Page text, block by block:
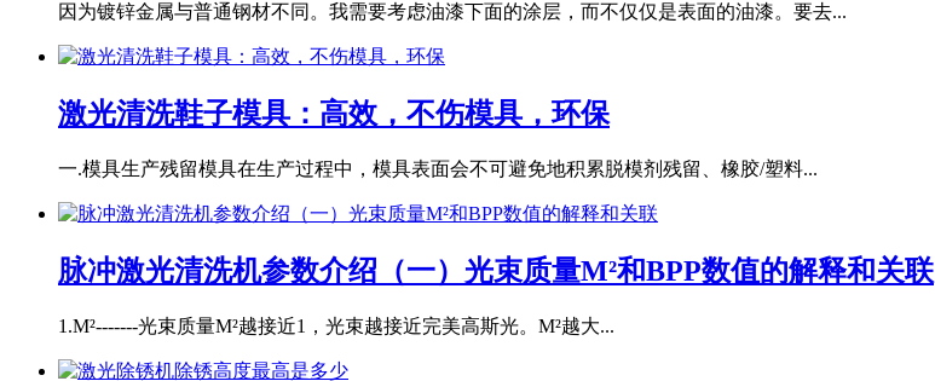
因为镀锌金属与普通钢材不同。我需要考虑油漆下面的涂层，而不仅仅是表面的油漆。要去...
激光清洗鞋子模具：高效，不伤模具，环保
一.模具生产残留模具在生产过程中，模具表面会不可避免地积累脱模剂残留、橡胶/塑料...
脉冲激光清洗机参数介绍（一）光束质量M²和BPP数值的解释和关联
1.M²-------光束质量M²越接近1，光束越接近完美高斯光。M²越大...